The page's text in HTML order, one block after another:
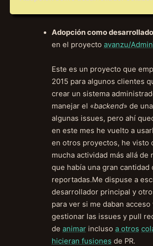
Adopción como
en el proyecto avanzu/
Este es un proyecto que
2015 para algunos clientes
crear un sistema
manejar el «backend» de
algunas issues, pero ahí
en este mes he vuelto a
en otros proyectos, he visto
mucha actividad más allá de
que había una gran cantidad
reportadas.Me dispuse a
desarrollador principal y
para ver si me daban acceso
gestionar las issues y pull
de animarincluso a otros
hicieran fusiones de PR.